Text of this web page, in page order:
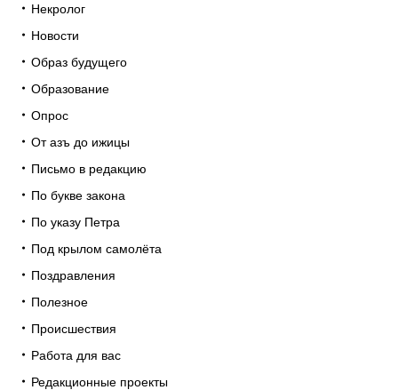
Некролог
Новости
Образ будущего
Образование
Опрос
От азъ до ижицы
Письмо в редакцию
По букве закона
По указу Петра
Под крылом самолёта
Поздравления
Полезное
Происшествия
Работа для вас
Редакционные проекты